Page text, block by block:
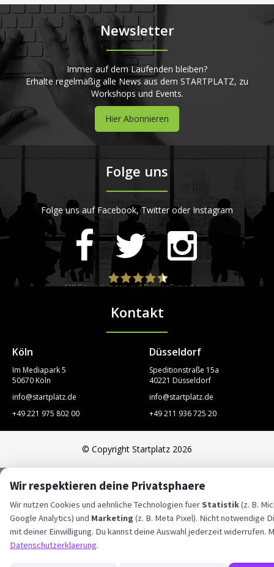
Newsletter
Immer auf dem Laufenden bleiben?
Erhalte regelmäßig alle News aus dem STARTPLATZ, zu
Workshops und Events.
Hier Abonnieren
Folge uns
Folge uns auf Facebook, Twitter oder Instagram
STARTPLATZ
420Bewertungen auf ProvenExpert.com
Kontakt
Köln
Im Mediapark 5
50670 Köln
info@startplatz.de
+49 221 975 802 00
Düsseldorf
Speditionstraße 15a
40221 Düsseldorf
info@startplatz.de
+49 211 936 725 20
© Copyright Startplatz 2026
Wir respektieren deine Privatsphaere
Wir nutzen Cookies und aehnliche Technologien fuerStatistik(z. B.
Google Analytics) und Marketing (z. B. Meta Pixel). Nicht notwendige
mit deiner Einwilligung. Du kannst deine Auswahl jederzeit widerrufen.
Datenschutzerklaerung.